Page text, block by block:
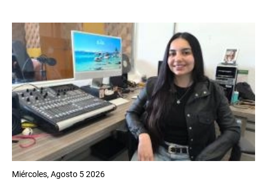
Miércoles, Agosto 5 2026